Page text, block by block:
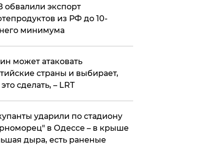
обвалили экспорт
из РФ до 10-
минимума
может атаковать
страны и выбирает,
сделать, – LRT
ударили по стадиону
в Одессе – в крыше
дыра, есть раненые